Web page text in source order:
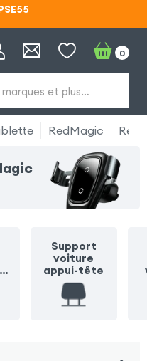
et plus…
0
RedMagic
/
Support
voiture
appui-tête